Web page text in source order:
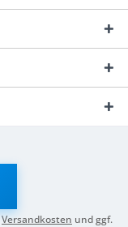
Versandkosten und ggf.